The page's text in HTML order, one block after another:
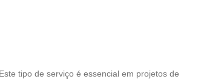
tipo de serviço é essencial em projetos de